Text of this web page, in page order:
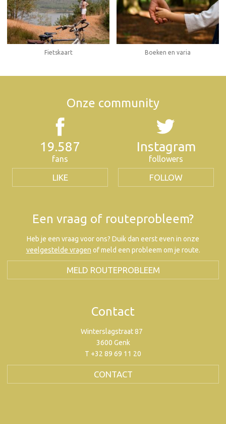
Fietskaart Boeken en varia
Onze community
19.587
fans
LIKE
Instagram
followers
FOLLOW
Een vraag of routeprobleem?
Heb je een vraag voor ons? Duik dan eerst even in onze
veelgestelde vragen of meld een probleem om je route.
MELD ROUTEPROBLEEM
Contact
Winterslagstraat 87
3600 Genk
T +32 89 69 11 20
CONTACT